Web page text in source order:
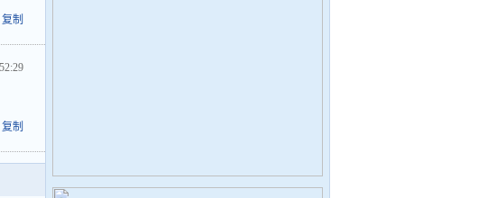
复制
复制